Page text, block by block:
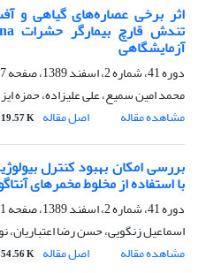
اثر برخی عصاره‌های گیاهی و
آزمایشگاهی
دوره 41، شماره 2، اسفند 1389، صفحه
محمد امین سمیع، علی علیزاده، حمزه
مشاهده مقاله
اصل مقاله K
بررسی امکان بهبود کنترل
با استفاده از مخلوط مخمرهای
دوره 41، شماره 2، اسفند 1389، صفحه
اسماعیل زنگویی، حسن رضا اعتباریان،
مشاهده مقاله
اصل مقاله K